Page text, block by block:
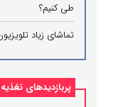
طی کنیم؟
تماشای زیاد
پربازدیدهای